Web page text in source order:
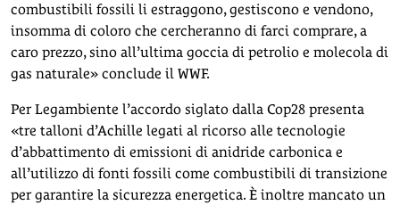
combustibili fossili li estraggono, gestiscono e vendono,
insomma di coloro che cercheranno di farci comprare, a
caro prezzo, sino all’ultima goccia di petrolio e molecola di
gas naturale» conclude il WWF.
Per Legambiente l’accordo siglato dalla Cop28 presenta
«tre talloni d’Achille legati al ricorso alle tecnologie
d’abbattimento di emissioni di anidride carbonica e
all’utilizzo di fonti fossili come combustibili di transizione
per garantire la sicurezza energetica. È inoltre mancato un